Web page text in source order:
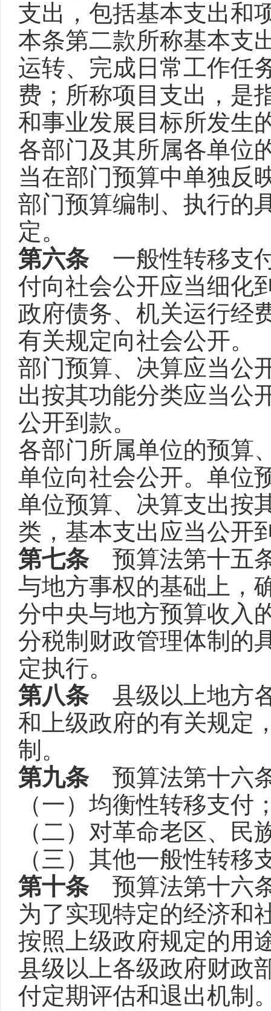
支出，包括基本支出和
本条第二款所称基本支
运转、完成日常工作任
费；所称项目支出，是
和事业发展目标所发生
各部门及其所属各单位
当在部门预算中单独反
部门预算编制、执行的
定。
第六条一般性转移支付
付向社会公开应当细化
政府债务、机关运行经
有关规定向社会公开。
部门预算、决算应当公
出按其功能分类应当公
公开到款。
各部门所属单位的预算
单位向社会公开。单位
单位预算、决算支出按
类，基本支出应当公开
第七条预算法第十五条
与地方事权的基础上，
分中央与地方预算收入
分税制财政管理体制的
定执行。
第八条县级以上地方各
和上级政府的有关规定
制。
第九条预算法第十六条
（一）均衡性转移支付
（二）对革命老区、
（三）其他一般性转移
第十条预算法第十六条
为了实现特定的经济和
按照上级政府规定的用
县级以上各级政府财政
付定期评估和退出机制